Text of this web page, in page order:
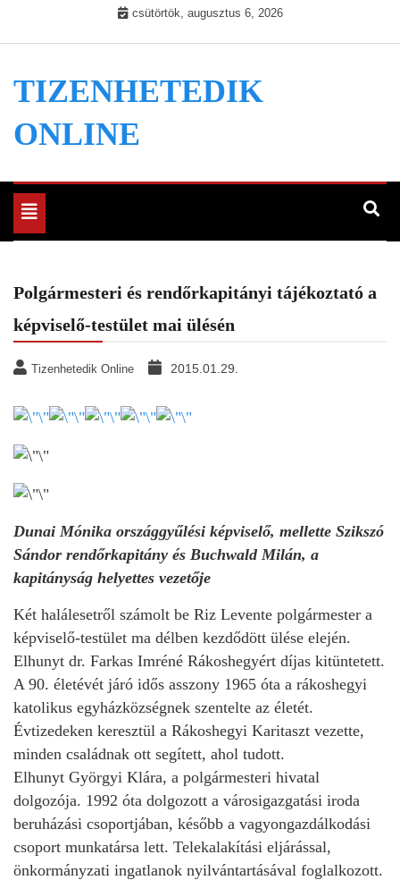
csütörtök, augusztus 6, 2026
TIZENHETEDIK
ONLINE
Toggle
navigation
Polgármesteri és rendőrkapitányi tájékoztató a
képviselő-testület mai ülésén
Tizenhetedik Online 2015.01.29.
Dunai Mónika országgyűlési képviselő, mellette Szikszó
Sándor rendőrkapitány és Buchwald Milán, a
kapitányság helyettes vezetője
Két halálesetről számolt be Riz Levente polgármester a
képviselő-testület ma délben kezdődött ülése elején.
Elhunyt dr. Farkas Imréné Rákoshegyért díjas kitüntetett.
A 90. életévét járó idős asszony 1965 óta a rákoshegyi
katolikus egyházközségnek szentelte az életét.
Évtizedeken keresztül a Rákoshegyi Karitaszt vezette,
minden családnak ott segített, ahol tudott.
Elhunyt Györgyi Klára, a polgármesteri hivatal
dolgozója. 1992 óta dolgozott a városigazgatási iroda
beruházási csoportjában, később a vagyongazdálkodási
csoport munkatársa lett. Telekalakítási eljárással,
önkormányzati ingatlanok nyilvántartásával foglalkozott.